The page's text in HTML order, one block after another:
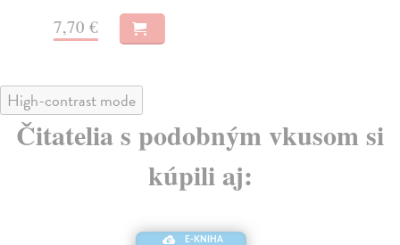
7,70 €
High-contrast mode
Čitatelia s podobným vkusom si
kúpili aj:
E-KNIHA